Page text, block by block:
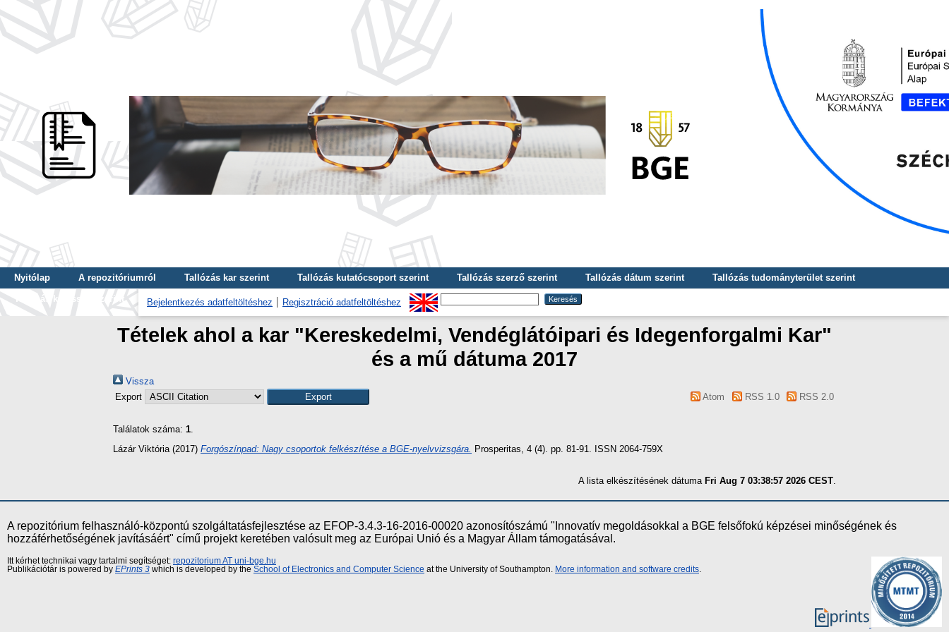
Nyitólap A repozitóriumról Tallózás kar szerint Tallózás kutatócsoport szerint Tallózás szerző szerint Tallózás dátum szerint
Tallózás tudományterület szerint
Tallózás kulcsszó szerint
Bejelentkezés adatfeltöltéshez Regisztráció adatfeltöltéshez
Tételek ahol a kar "Kereskedelmi, Vendéglátóipari és Idegenforgalmi Kar"
és a mű dátuma 2017
Vissza
Export
Atom RSS 1.0 RSS 2.0
Találatok száma: 1.
Lázár Viktória (2017) Forgószínpad: Nagy csoportok felkészítése a BGE-nyelvvizsgára. Prosperitas, 4 (4). pp. 81-91. ISSN 2064-759X
A lista elkészítésének dátuma Fri Aug 7 03:38:57 2026 CEST
A repozitórium felhasználó-központú szolgáltatásfejlesztése az EFOP-3.4.3-16-2016-00020 azonosítószámú "Innovatív megoldásokkal a BGE felsőfokú képzései minőségének és
hozzáférhetőségének javításáért" című projekt keretében valósult meg az Európai Unió és a Magyar Állam támogatásával.
Itt kérhet technikai vagy tartalmi segítséget: repozitorium AT uni-bge.hu
Publikációtár is powered by EPrints 3 which is developed by the School of Electronics and Computer Science at the University of Southampton. More information and software credits